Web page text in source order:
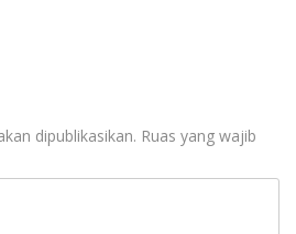
dipublikasikan. Ruas yang wajib